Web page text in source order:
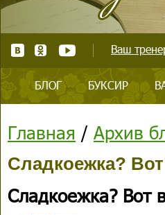
Ваш
БЛОГ БУКСИР
Главная / Архив
Сладкоежка?
Сладкоежка? Вот